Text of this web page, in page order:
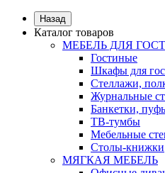
Назад
Каталог товаров
МЕБЕЛЬ ДЛЯ
Гостиные
Шкафы для
Стеллажи,
Журнальные
Банкетки,
ТВ-тумбы
Мебельные
Столы-книжки
МЯГКАЯ МЕБЕЛЬ